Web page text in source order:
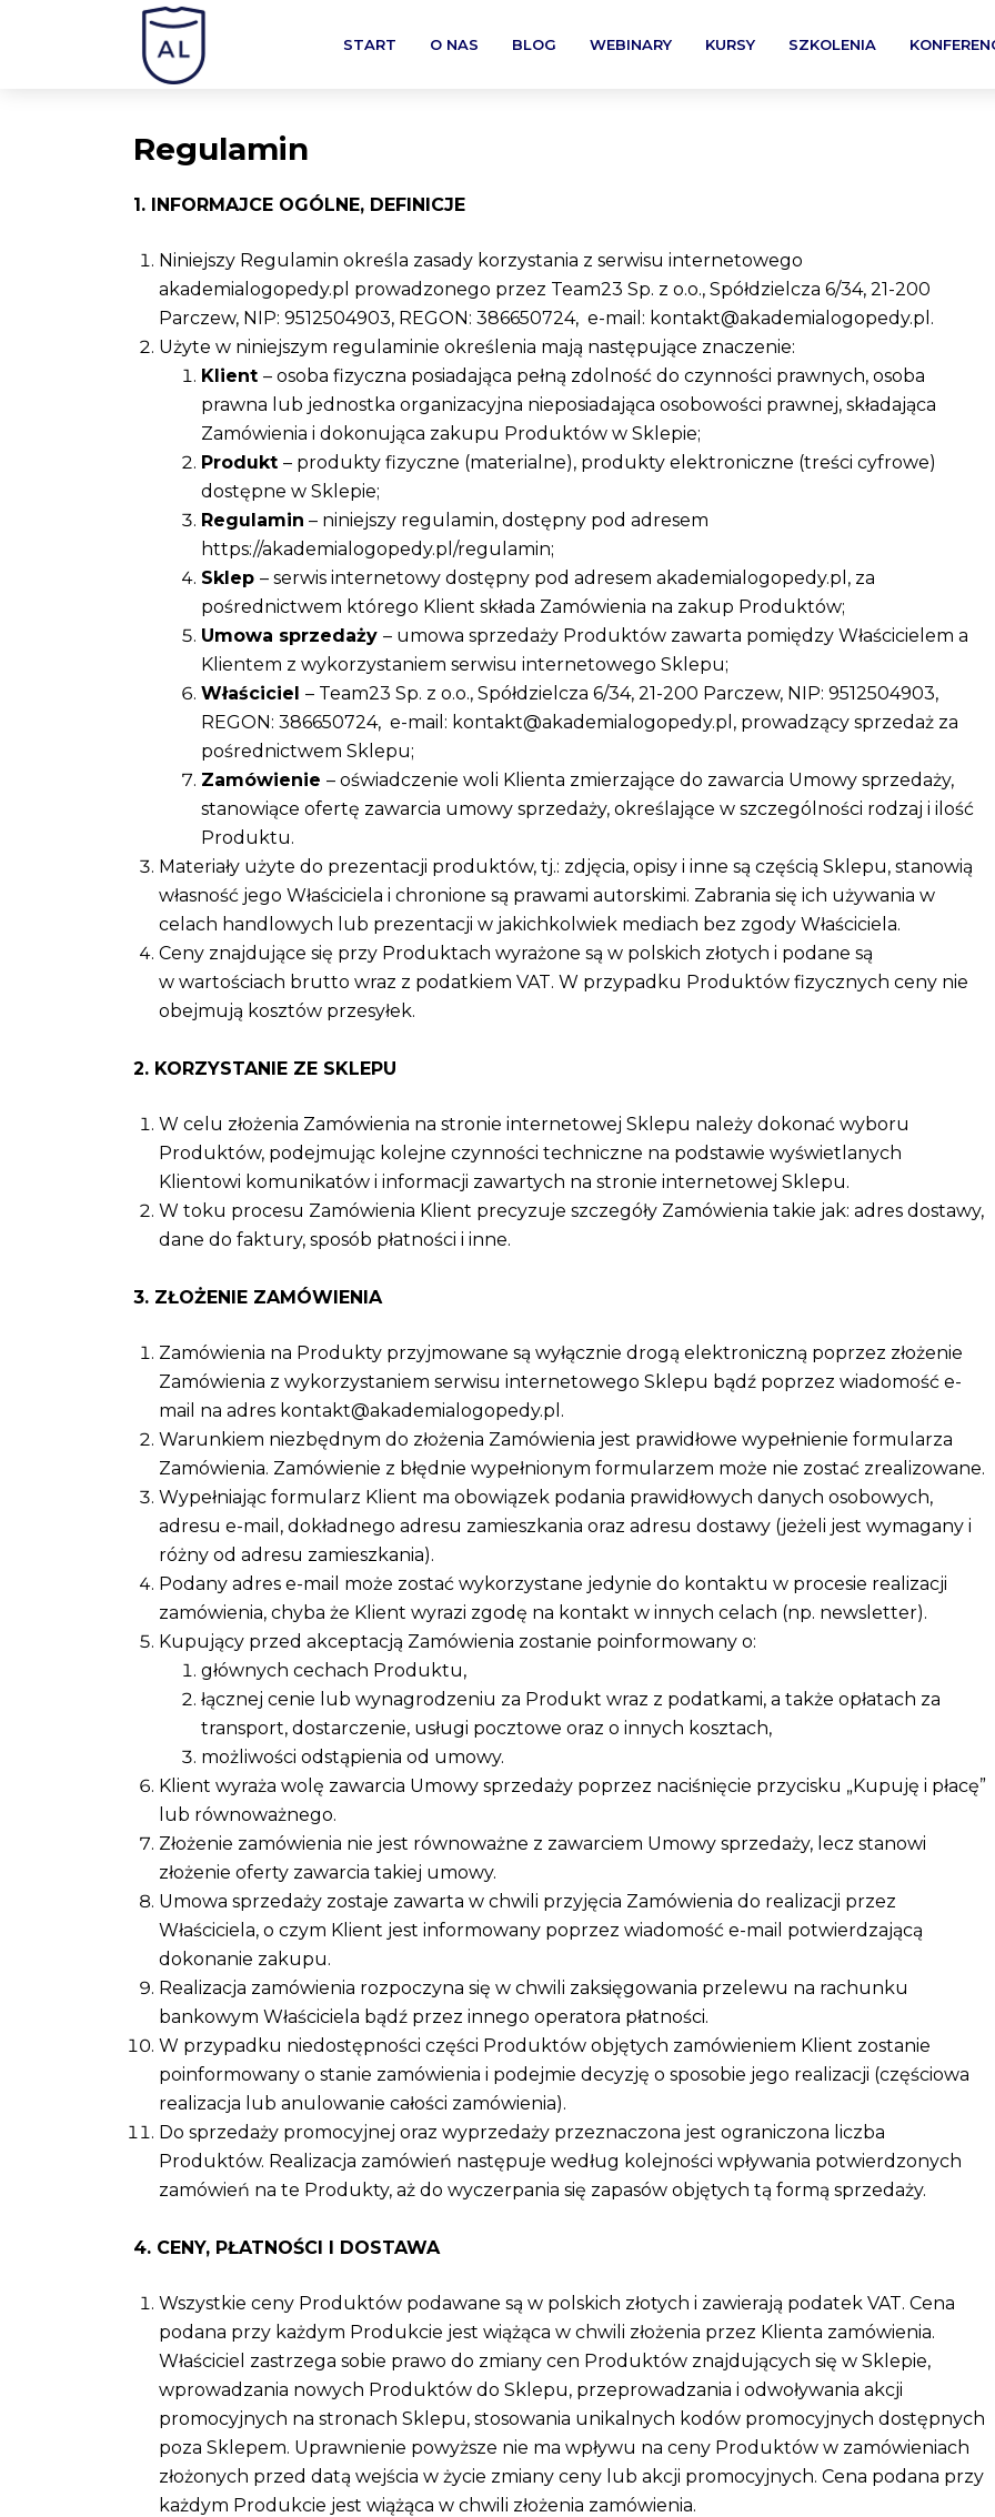
START O NAS BLOG WEBINARY KURSY SZKOLENIA
Regulamin
1. INFORMAJCE OGÓLNE, DEFINICJE
Niniejszy Regulamin określa zasady korzystania z serwisu internetowego
akademialogopedy.pl prowadzonego przez Team23 Sp. z o.o., Spółdzielcza 6/34, 21-200
Parczew, NIP: 9512504903, REGON: 386650724, e-mail: kontakt@akademialogopedy.pl.
Użyte w niniejszym regulaminie określenia mają następujące znaczenie:
Klient – osoba fizyczna posiadająca pełną zdolność do czynności prawnych, osoba
prawna lub jednostka organizacyjna nieposiadająca osobowości prawnej, składająca
Zamówienia i dokonująca zakupu Produktów w Sklepie;
Produkt – produkty fizyczne (materialne), produkty elektroniczne (treści cyfrowe)
dostępne w Sklepie;
Regulamin – niniejszy regulamin, dostępny pod adresem
https://akademialogopedy.pl/regulamin;
Sklep – serwis internetowy dostępny pod adresem akademialogopedy.pl, za
pośrednictwem którego Klient składa Zamówienia na zakup Produktów;
Umowa sprzedaży – umowa sprzedaży Produktów zawarta pomiędzy Właścicielem a
Klientem z wykorzystaniem serwisu internetowego Sklepu;
Właściciel – Team23 Sp. z o.o., Spółdzielcza 6/34, 21-200 Parczew, NIP: 9512504903,
REGON: 386650724, e-mail: kontakt@akademialogopedy.pl, prowadzący sprzedaż za
pośrednictwem Sklepu;
Zamówienie – oświadczenie woli Klienta zmierzające do zawarcia Umowy sprzedaży,
stanowiące ofertę zawarcia umowy sprzedaży, określające w szczególności rodzaj i ilość
Produktu.
Materiały użyte do prezentacji produktów, tj.: zdjęcia, opisy i inne są częścią Sklepu, stanowią
własność jego Właściciela i chronione są prawami autorskimi. Zabrania się ich używania w
celach handlowych lub prezentacji w jakichkolwiek mediach bez zgody Właściciela.
Ceny znajdujące się przy Produktach wyrażone są w polskich złotych i podane są
w wartościach brutto wraz z podatkiem VAT. W przypadku Produktów fizycznych ceny nie
obejmują kosztów przesyłek.
2. KORZYSTANIE ZE SKLEPU
W celu złożenia Zamówienia na stronie internetowej Sklepu należy dokonać wyboru
Produktów, podejmując kolejne czynności techniczne na podstawie wyświetlanych
Klientowi komunikatów i informacji zawartych na stronie internetowej Sklepu.
W toku procesu Zamówienia Klient precyzuje szczegóły Zamówienia takie jak: adres dostawy,
dane do faktury, sposób płatności i inne.
3. ZŁOŻENIE ZAMÓWIENIA
Zamówienia na Produkty przyjmowane są wyłącznie drogą elektroniczną poprzez złożenie
Zamówienia z wykorzystaniem serwisu internetowego Sklepu bądź poprzez wiadomość e-
mail na adres kontakt@akademialogopedy.pl.
Warunkiem niezbędnym do złożenia Zamówienia jest prawidłowe wypełnienie formularza
Zamówienia. Zamówienie z błędnie wypełnionym formularzem może nie zostać zrealizowane.
Wypełniając formularz Klient ma obowiązek podania prawidłowych danych osobowych,
adresu e-mail, dokładnego adresu zamieszkania oraz adresu dostawy (jeżeli jest wymagany i
różny od adresu zamieszkania).
Podany adres e-mail może zostać wykorzystane jedynie do kontaktu w procesie realizacji
zamówienia, chyba że Klient wyrazi zgodę na kontakt w innych celach (np. newsletter).
Kupujący przed akceptacją Zamówienia zostanie poinformowany o:
głównych cechach Produktu,
łącznej cenie lub wynagrodzeniu za Produkt wraz z podatkami, a także opłatach za
transport, dostarczenie, usługi pocztowe oraz o innych kosztach,
możliwości odstąpienia od umowy.
Klient wyraża wolę zawarcia Umowy sprzedaży poprzez naciśnięcie przycisku „Kupuję i płacę”
lub równoważnego.
Złożenie zamówienia nie jest równoważne z zawarciem Umowy sprzedaży, lecz stanowi
złożenie oferty zawarcia takiej umowy.
Umowa sprzedaży zostaje zawarta w chwili przyjęcia Zamówienia do realizacji przez
Właściciela, o czym Klient jest informowany poprzez wiadomość e-mail potwierdzającą
dokonanie zakupu.
Realizacja zamówienia rozpoczyna się w chwili zaksięgowania przelewu na rachunku
bankowym Właściciela bądź przez innego operatora płatności.
W przypadku niedostępności części Produktów objętych zamówieniem Klient zostanie
poinformowany o stanie zamówienia i podejmie decyzję o sposobie jego realizacji (częściowa
realizacja lub anulowanie całości zamówienia).
Do sprzedaży promocyjnej oraz wyprzedaży przeznaczona jest ograniczona liczba
Produktów. Realizacja zamówień następuje według kolejności wpływania potwierdzonych
zamówień na te Produkty, aż do wyczerpania się zapasów objętych tą formą sprzedaży.
4. CENY, PŁATNOŚCI I DOSTAWA
Wszystkie ceny Produktów podawane są w polskich złotych i zawierają podatek VAT. Cena
podana przy każdym Produkcie jest wiążąca w chwili złożenia przez Klienta zamówienia.
Właściciel zastrzega sobie prawo do zmiany cen Produktów znajdujących się w Sklepie,
wprowadzania nowych Produktów do Sklepu, przeprowadzania i odwoływania akcji
promocyjnych na stronach Sklepu, stosowania unikalnych kodów promocyjnych dostępnych
poza Sklepem. Uprawnienie powyższe nie ma wpływu na ceny Produktów w zamówieniach
złożonych przed datą wejścia w życie zmiany ceny lub akcji promocyjnych. Cena podana przy
każdym Produkcie jest wiążąca w chwili złożenia zamówienia.